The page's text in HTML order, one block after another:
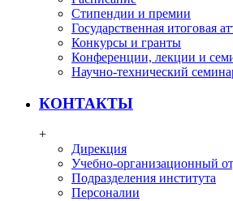
Стипендии и премии
Государственная итоговая
Конкурсы и гранты
Конференции, лекции и
Научно-технический
КОНТАКТЫ
+
Дирекция
Учебно-организационный
Подразделения института
Персоналии